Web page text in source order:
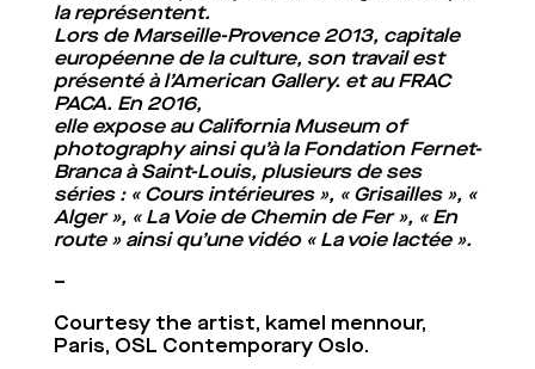
la représentent.
Lors de Marseille-Provence 2013, capitale
européenne de la culture, son travail est
présenté à l’American Gallery. et au FRAC
PACA. En 2016,
elle expose au California Museum of
photography ainsi qu’à la Fondation Fernet-
Branca à Saint-Louis, plusieurs de ses
séries : « Cours intérieures », « Grisailles », «
Alger », « La Voie de Chemin de Fer », « En
route » ainsi qu’une vidéo « La voie lactée ».
–
Courtesy the artist, kamel mennour,
Paris, OSL Contemporary Oslo.